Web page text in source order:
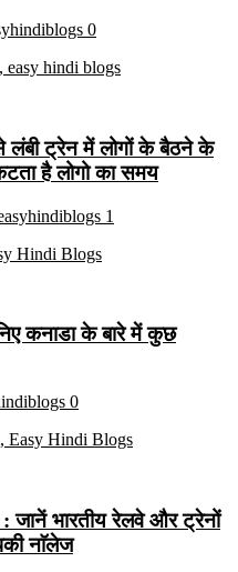
0
ट्रेन में लोगों के बैठने के
है लोगो का समय
1
कनाडा के बारे में कुछ
0
भारतीय रेलवे और ट्रेनों
नाॅलेज